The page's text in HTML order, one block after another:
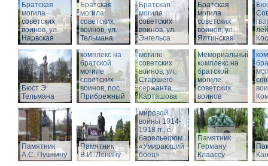
Братская
могила
советских
воинов, ул.
Нарвская
Братская
могила
советских
воинов, ул.
Тельмана
Братская
могила
советских
воинов, ул.
Энгельса
Братская
могила
советских
воинов, ул.
Ялтинская
Бюст Э.
Тельмана
Мемориальный
комплекс на
братской
могиле
советских
воинов, пос.
Прибрежный
Мемориальный
комплекс на
братской
могиле
советских
воинов, ул.
Старшего
сержанта
Карташова
Мемориальный
комплекс на
братской
могиле
советских
воинов
Памятник
А.С. Пушкину
Памятник
В.И. Ленину
Памятник
воинам,
погибшим в
годы Первой
мировой
войны 1914-
1918 гг., с
барельефом
«Умирающий
боец»
Памятник
Герману
Клаассу